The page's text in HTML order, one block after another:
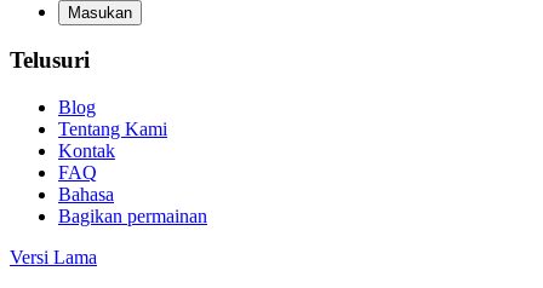
Masukan
Telusuri
Blog
Tentang Kami
Kontak
FAQ
Bahasa
Bagikan permainan
Versi Lama